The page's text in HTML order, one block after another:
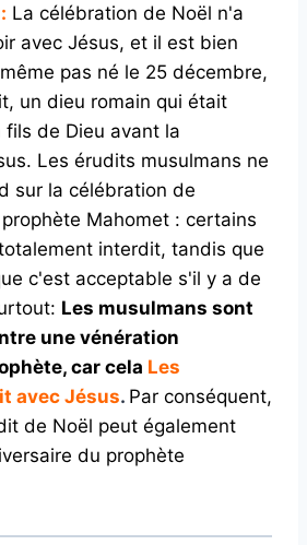
La célébration de Noël n'a
avec Jésus, et il est bien
pas né le 25 décembre,
un dieu romain qui était
de Dieu avant la
Les érudits musulmans ne
sur la célébration de
Mahomet : certains
interdit, tandis que
c'est acceptable s'il y a de
Les musulmans sont
une vénération
car cela Les
avec Jésus. Par conséquent,
de Noël peut également
du prophète